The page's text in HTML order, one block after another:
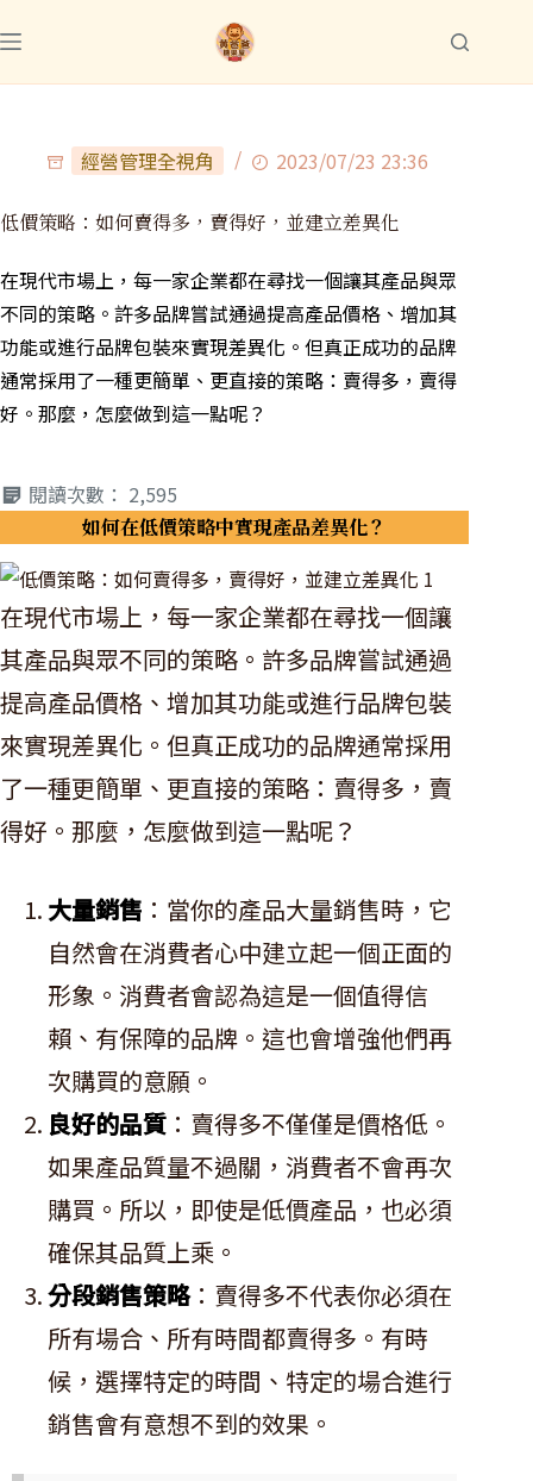
經營管理全視角 2023/07/23 23:36
低價策略：如何賣得多，賣得好，並建立差異化
在現代市場上，每一家企業都在尋找一個讓其產品與眾
不同的策略。許多品牌嘗試通過提高產品價格、增加其
功能或進行品牌包裝來實現差異化。但真正成功的品牌
通常採用了一種更簡單、更直接的策略：賣得多，賣得
好。那麼，怎麼做到這一點呢？
閱讀次數： 2,595
如何在低價策略中實現產品差異化？
在現代市場上，每一家企業都在尋找一個讓
其產品與眾不同的策略。許多品牌嘗試通過
提高產品價格、增加其功能或進行品牌包裝
來實現差異化。但真正成功的品牌通常採用
了一種更簡單、更直接的策略：賣得多，賣
得好。那麼，怎麼做到這一點呢？
大量銷售 ：當你的產品大量銷售時，它
自然會在消費者心中建立起一個正面的
形象。消費者會認為這是一個值得信
賴、有保障的品牌。這也會增強他們再
次購買的意願。
良好的品質 ：賣得多不僅僅是價格低。
如果產品質量不過關，消費者不會再次
購買。所以，即使是低價產品，也必須
確保其品質上乘。
分段銷售策略：賣得多不代表你必須在
所有場合、所有時間都賣得多。有時
候，選擇特定的時間、特定的場合進行
銷售會有意想不到的效果。